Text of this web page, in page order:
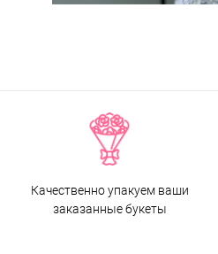
Качественно упакуем ваши
заказанные букеты